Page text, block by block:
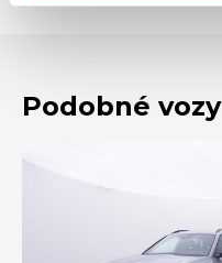
Podobné vozy